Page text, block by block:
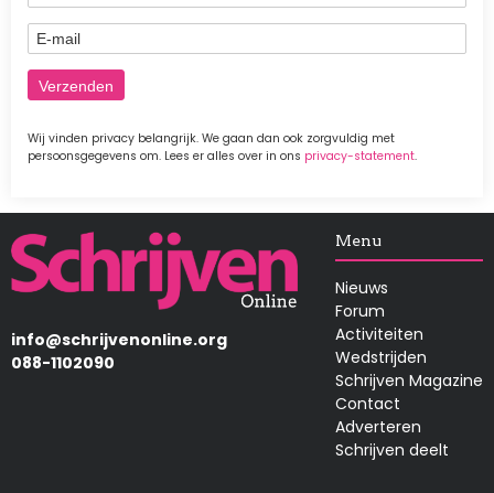
E-mail
Wij vinden privacy belangrijk. We gaan dan ook zorgvuldig met
persoonsgegevens om. Lees er alles over in ons privacy-statement.
Afbeelding
info@schrijvenonline.org
088-1102090
Menu
Nieuws
Forum
Activiteiten
Wedstrijden
Schrijven Magazine
Contact
Adverteren
Schrijven deelt